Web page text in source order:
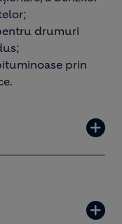
drumuri
prin